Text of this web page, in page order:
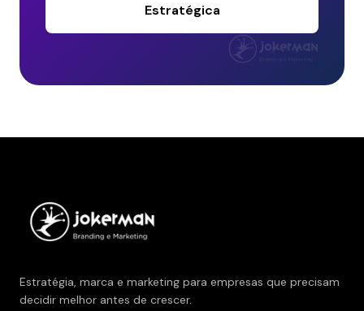
Estratégica
Estratégia, marca e marketing para empresas que precisam
decidir melhor antes de crescer.